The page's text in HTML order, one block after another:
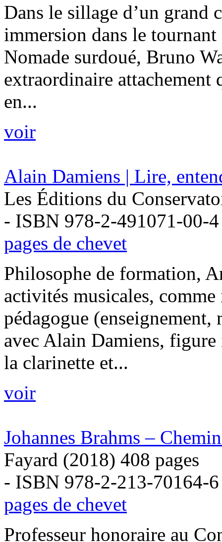
Dans le sillage d’un grand
immersion dans le
Nomade surdoué, Bruno
extraordinaire attachement
en...
voir
Alain Damiens | Lire,
Les Éditions du
- ISBN 978-2-491071-00-4
pages de chevet
Philosophe de formation,
activités musicales,
pédagogue
avec Alain Damiens,
la clarinette et...
voir
Johannes Brahms –
Fayard (2018) 408 pages
- ISBN 978-2-213-70164-6
pages de chevet
Professeur honoraire au